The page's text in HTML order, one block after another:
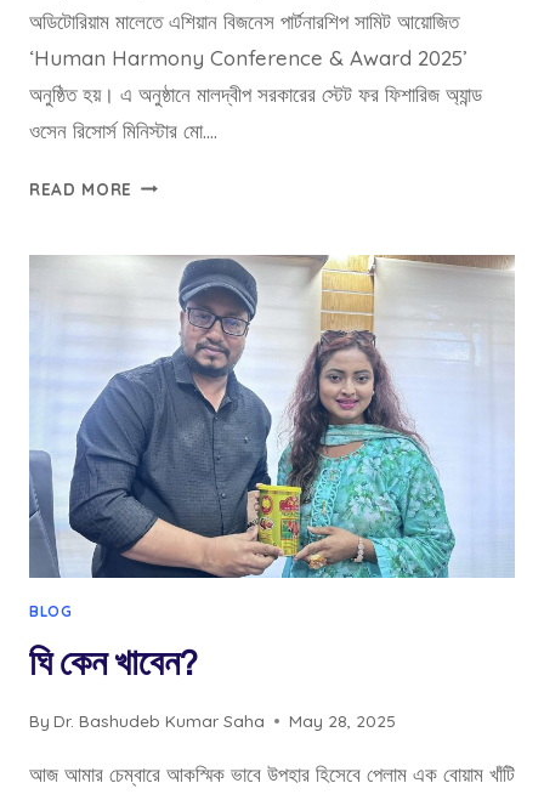
অডিটোরিয়াম মালেতে এশিয়ান বিজনেস পার্টনারশিপ সামিট আয়োজিত
‘Human Harmony Conference & Award 2025’
অনুষ্ঠিত হয়। এ অনুষ্ঠানে মালদ্বীপ সরকারের স্টেট ফর ফিশারিজ অ্যান্ড
ওসেন রিসোর্স মিনিস্টার মো….
READ MORE INTERNATIONAL
BLOG
ঘি কেন খাবেন?
By Dr. Bashudeb Kumar Saha May 28, 2025
আজ আমার চেম্বারে আকস্মিক ভাবে উপহার হিসেবে পেলাম এক বোয়াম খাঁটি